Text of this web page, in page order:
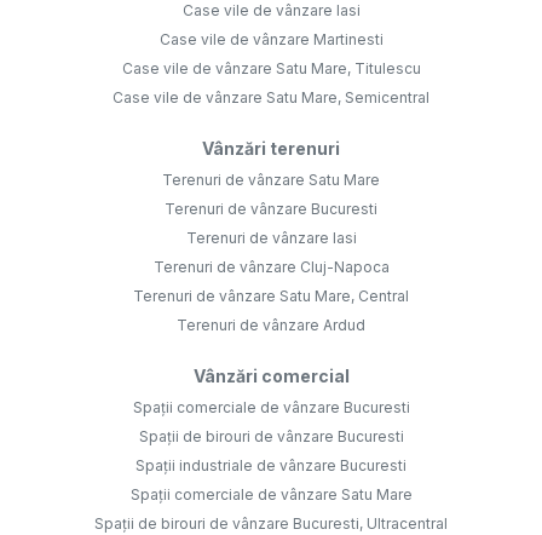
Case vile de vânzare Iasi
Case vile de vânzare Martinesti
Case vile de vânzare Satu Mare, Titulescu
Case vile de vânzare Satu Mare, Semicentral
Vânzări terenuri
Terenuri de vânzare Satu Mare
Terenuri de vânzare Bucuresti
Terenuri de vânzare Iasi
Terenuri de vânzare Cluj-Napoca
Terenuri de vânzare Satu Mare, Central
Terenuri de vânzare Ardud
Vânzări comercial
Spații comerciale de vânzare Bucuresti
Spații de birouri de vânzare Bucuresti
Spații industriale de vânzare Bucuresti
Spații comerciale de vânzare Satu Mare
Spații de birouri de vânzare Bucuresti, Ultracentral